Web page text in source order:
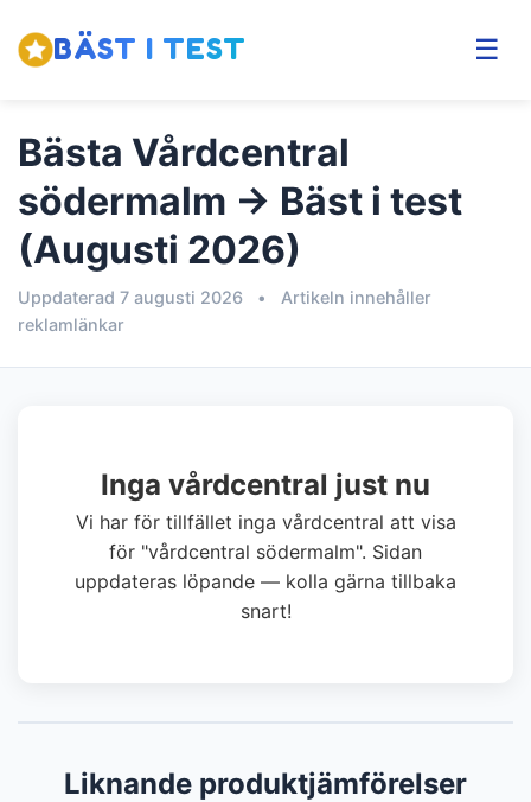
BÄST I TEST ☰
Bästa Vårdcentral
södermalm → Bäst i test
(Augusti 2026)
Uppdaterad 7 augusti 2026 •
Artikeln innehåller
reklamlänkar
Inga vårdcentral just nu
Vi har för tillfället inga vårdcentral att visa
för "vårdcentral södermalm". Sidan
uppdateras löpande — kolla gärna tillbaka
snart!
Liknande produktjämförelser